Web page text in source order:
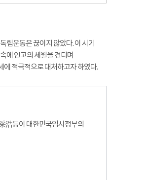
립운동은 끊이지 않았다. 이 시기
에 인고의 세월을 견디며
에 적극적으로 대처하고자 하였다.
등이 대한민국임시정부의